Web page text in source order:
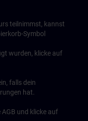
teilnimmst, kannst
Symbol
wurden, klicke auf
falls dein
hat.
und klicke auf